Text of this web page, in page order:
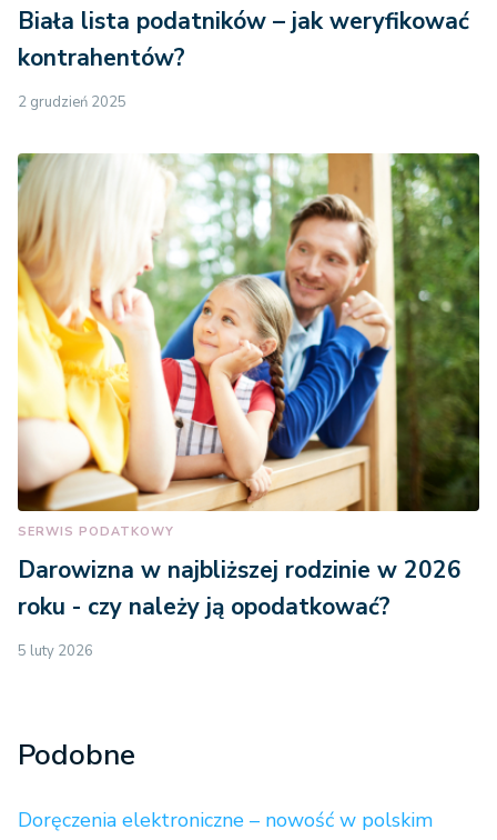
Biała lista podatników – jak weryfikować
kontrahentów?
2 grudzień 2025
SERWIS PODATKOWY
Darowizna w najbliższej rodzinie w 2026
roku - czy należy ją opodatkować?
5 luty 2026
Podobne
Doręczenia elektroniczne – nowość w polskim